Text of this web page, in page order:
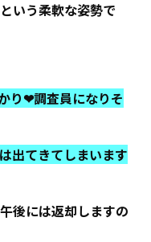
いう柔軟な姿勢で
り❤調査員になりそ
出てきてしまいます
後には返却しますの